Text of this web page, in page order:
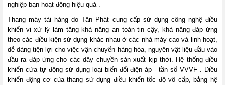
nghiệp bạn hoạt động hiệu quả .
Thang máy tải hàng do Tân Phát cung cấp sử dụng công nghệ điều
khiển vi xử lý làm tăng khả năng an toàn tin cậy, khả năng đáp ứng
theo các điều kiện sử dụng khác nhau ở các nhà máy cao và linh hoạt,
dễ dàng tiện lợi cho việc vận chuyển hàng hóa, nguyên vật liệu đầu vào
đầu ra đáp ứng cho các dây chuyền sản xuất kịp thời. Hệ thống điều
khiển cửa tự động sử dụng loại biến đổi điện áp - tần số VVVF . Điều
khiển động cơ của thang sử dụng điều khiển tốc độ vô cấp, bằng hệ